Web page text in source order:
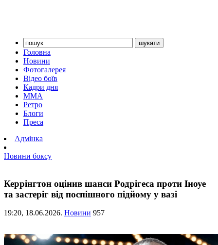
Головна
Новини
Фотогалерея
Відео боїв
Кадри дня
ММА
Ретро
Блоги
Преса
Адмінка
Новини боксу
Керрінгтон оцінив шанси Родрігеса проти Іноуе
та застеріг від поспішного підйому у вазі
19:20, 18.06.2026. Новини 957